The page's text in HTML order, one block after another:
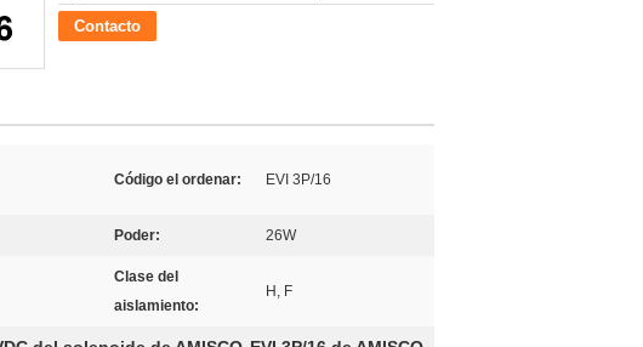
Contacto
Código el ordenar: EVI 3P/16
Poder: 26W
Clase del
aislamiento:
H, F